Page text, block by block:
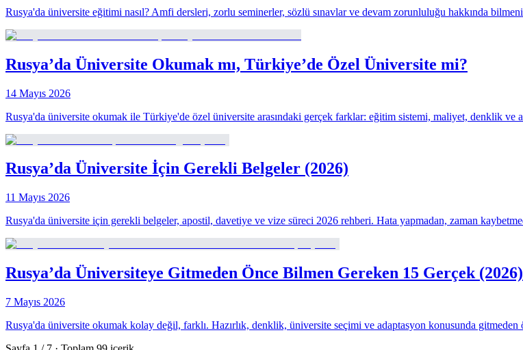
Rusya'da üniversite eğitimi nasıl? Amfi dersleri, zorlu seminerler, sözlü sınavlar ve devam zorunluluğu hakkında
Rusya’da Üniversite Okumak mı, Türkiye’de Özel Üniversite mi?
14 Mayıs 2026
Rusya'da üniversite okumak ile Türkiye'de özel üniversite arasındaki gerçek farklar: eğitim sistemi, maliyet, denklik ve
Rusya’da Üniversite İçin Gerekli Belgeler (2026)
11 Mayıs 2026
Rusya'da üniversite için gerekli belgeler, apostil, davetiye ve vize süreci 2026 rehberi. Hata yapmadan, zaman
Rusya’da Üniversiteye Gitmeden Önce Bilmen Gereken 15 Gerçek (2026)
7 Mayıs 2026
Rusya'da üniversite okumak kolay değil, farklı. Hazırlık, denklik, üniversite seçimi ve adaptasyon konusunda